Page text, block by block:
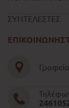
ΣΥΝΤΕΛΕΣΤΕΣ